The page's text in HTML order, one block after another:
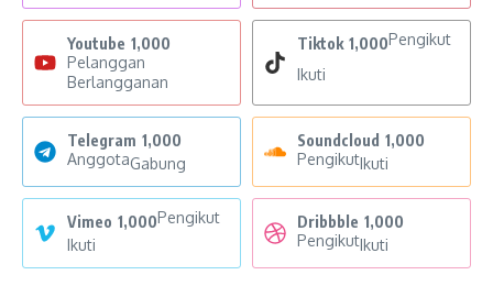
Youtube 1,000
Pelanggan
Berlangganan
Tiktok 1,000Pengikut
Ikuti
Telegram 1,000
AnggotaGabung
Soundcloud 1,000
PengikutIkuti
Vimeo 1,000Pengikut
Ikuti
Dribbble 1,000
PengikutIkuti